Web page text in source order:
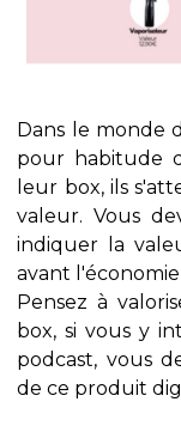
Dans le monde
pour habitude
leur box, ils
valeur. Vous
indiquer la
avant
Pensez à
box, si vous y
podcast, vous
de ce produit